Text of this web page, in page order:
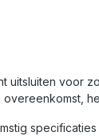
voor
specificaties